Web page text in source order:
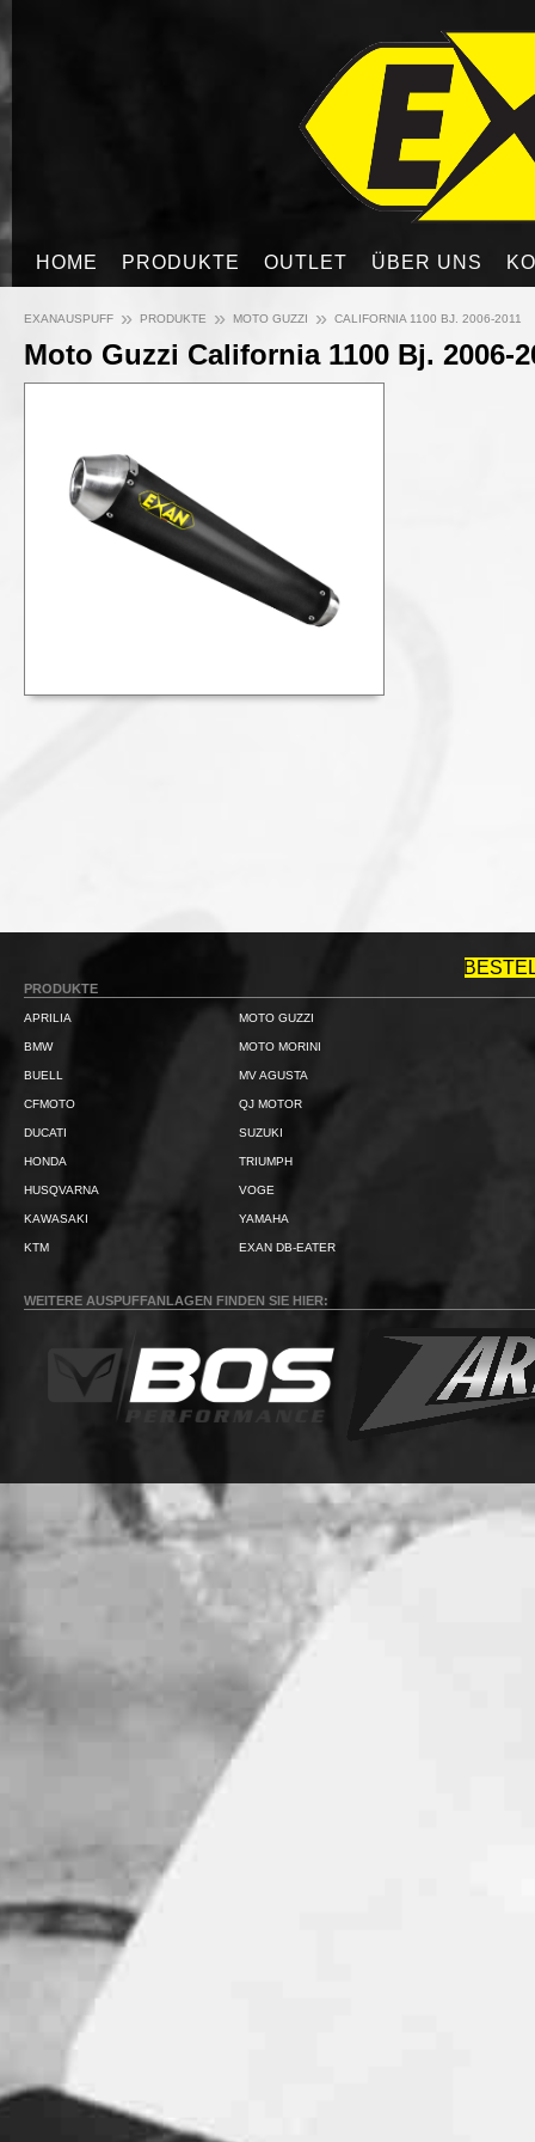
HOME PRODUKTE OUTLET ÜBER UNS
EXANAUSPUFF » PRODUKTE » MOTO GUZZI » CALIFORNIA 1100 BJ. 2006-2011
Moto Guzzi California 1100 Bj. 2006-
PRODUKTE
APRILIA
BMW
BUELL
CFMOTO
DUCATI
HONDA
HUSQVARNA
KAWASAKI
KTM
MOTO GUZZI
MOTO MORINI
MV AGUSTA
QJ MOTOR
SUZUKI
TRIUMPH
VOGE
YAMAHA
EXAN DB-EATER
WEITERE AUSPUFFANLAGEN FINDEN SIE HIER: